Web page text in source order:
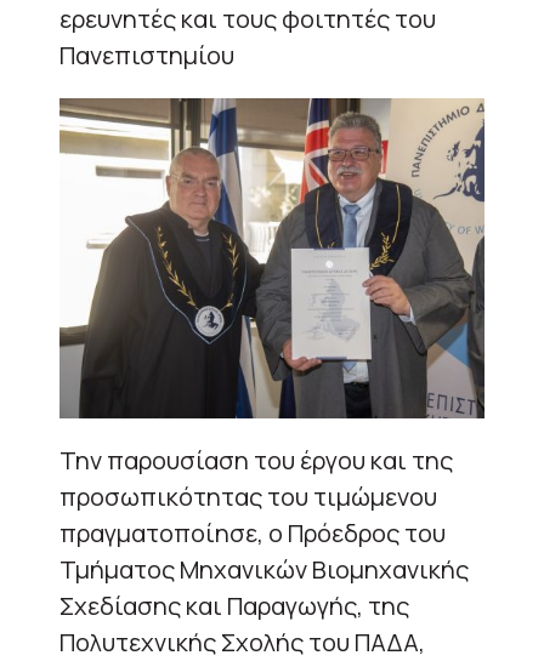
ερευνητές και τους φοιτητές του
Πανεπιστημίου
Την παρουσίαση του έργου και της
προσωπικότητας του τιμώμενου
πραγματοποίησε, ο Πρόεδρος του
Τμήματος Μηχανικών Βιομηχανικής
Σχεδίασης και Παραγωγής, της
Πολυτεχνικής Σχολής του ΠΑΔΑ,